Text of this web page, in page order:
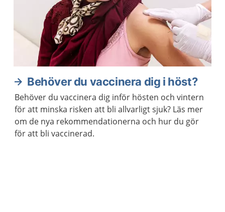
Behöver du vaccinera dig i höst?
Behöver du vaccinera dig inför hösten och vintern
för att minska risken att bli allvarligt sjuk? Läs mer
om de nya rekommendationerna och hur du gör
för att bli vaccinerad.